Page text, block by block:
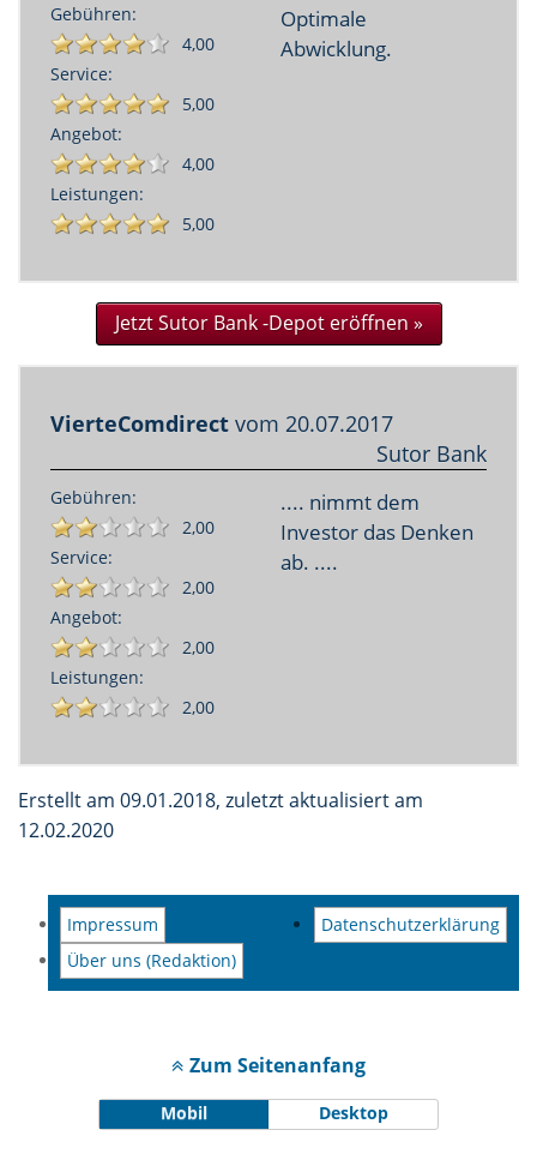
Gebühren:
4,00
Service:
5,00
Angebot:
4,00
Leistungen:
5,00
Optimale
Abwicklung.
Jetzt Sutor Bank -Depot eröffnen »
VierteComdirect vom 20.07.2017
Sutor Bank
Gebühren:
2,00
Service:
2,00
Angebot:
2,00
Leistungen:
2,00
.... nimmt dem
Investor das Denken
ab. ....
Erstellt am 09.01.2018, zuletzt aktualisiert am
12.02.2020
Impressum
Datenschutzerklärung
Über uns (Redaktion)
Zum Seitenanfang
Mobil Desktop